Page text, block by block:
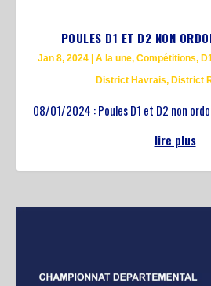
POULES D1 ET D2 NON
Jan 8, 2024 A la une, Compétitions,
District Havrais, District
08/01/2024 : Poules D1 et D2 non
lire plus